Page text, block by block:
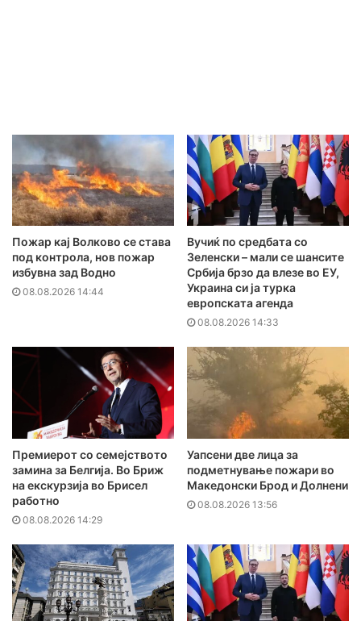
Пожар кај Волково се става
под контрола, нов пожар
избувна зад Водно
08.08.2026 14:44
Вучиќ по средбата со
Зеленски – мали се шансите
Србија брзо да влезе во ЕУ,
Украина си ја турка
европската агенда
08.08.2026 14:33
Премиерот со семејството
замина за Белгија. Во Бриж
на екскурзија во Брисел
работно
08.08.2026 14:29
Уапсени две лица за
подметнување пожари во
Македонски Брод и Долнени
08.08.2026 13:56